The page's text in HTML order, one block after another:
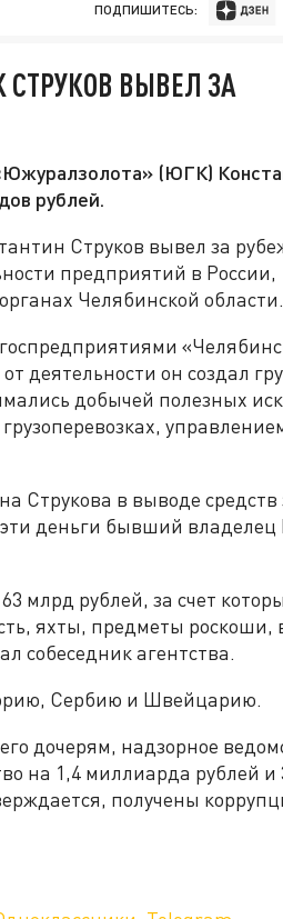
ПОДПИШИТЕСЬ:
СТРУКОВ ВЫВЕЛ ЗА
(ЮГК)
рублей.
Струков вывел за
предприятий в России,
Челябинской области.
деятельности он создал
добычей полезных
Струкова в выводе средств
деньги бывший
млрд рублей, за счет
яхты, предметы роскоши,
собеседник агентства.
Сербию и Швейцарию.
дочерям, надзорное
на 1,4 миллиарда рублей и
получены